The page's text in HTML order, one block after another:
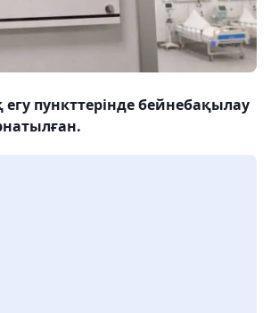
егу пункттерінде бейнебақылау